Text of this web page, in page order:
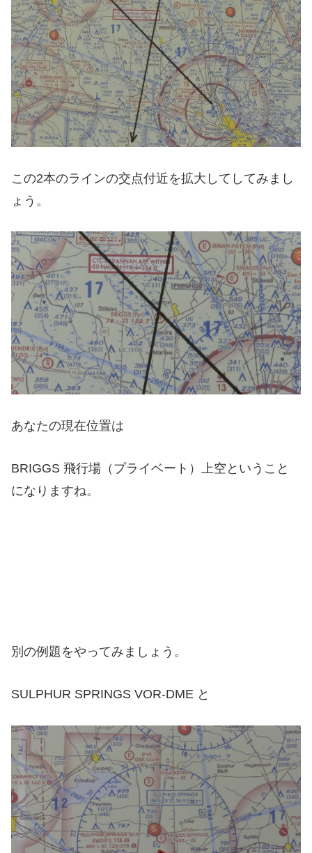
この2本のラインの交点付近を拡大してしてみまし
ょう。
あなたの現在位置は
BRIGGS 飛行場（プライベート）上空ということ
になりますね。
別の例題をやってみましょう。
SULPHUR SPRINGS VOR-DME と